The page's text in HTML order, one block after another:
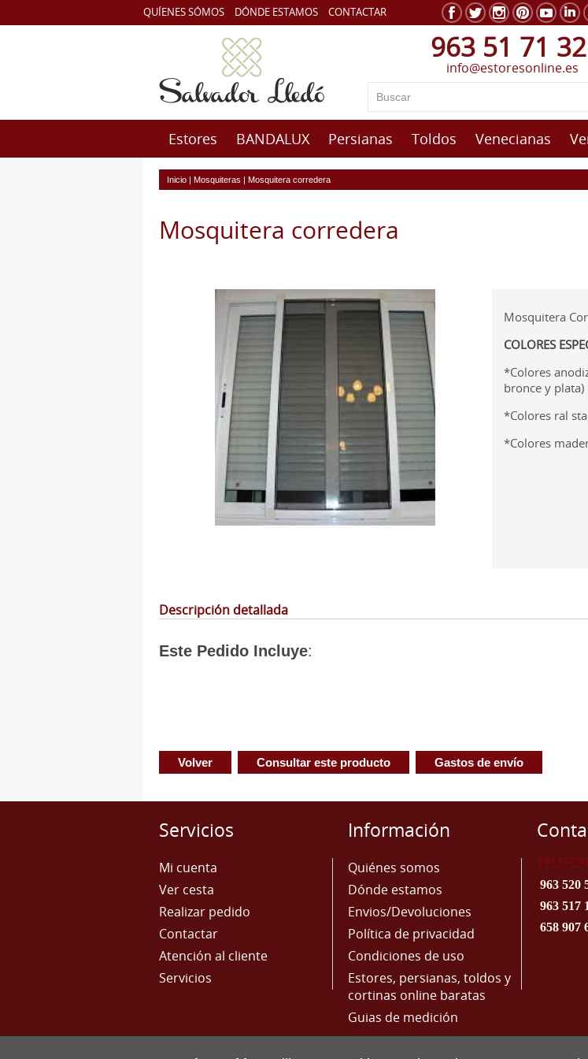
QUÍENES SÓMOS DÓNDE ESTAMOS CONTACTAR
963 51 71 32
info@estoresonline.es
Estores BANDALUX Persianas Toldos Venecianas
Inicio | Mosquiteras | Mosquitera corredera
Mosquitera corredera
Mosquitera
COLORES
*Colores
bronce y plata)
*Colores ral
*Colores
Descripción detallada
Este Pedido Incluye:
Volver Consultar este producto Gastos de envío
Servicios
Mi cuenta
Ver cesta
Realizar pedido
Contactar
Atención al cliente
Servicios
Información
Quiénes somos
Dónde estamos
Envios/Devoluciones
Política de privacidad
Condiciones de uso
Estores, persianas, toldos y
cortinas online baratas
Guias de medición
963 520
963 517
658 907